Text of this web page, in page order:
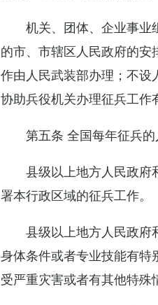
机关、团体、企业事业
的市、市辖区人民政府的
作由人民武装部办理；不
协助兵役机关办理征兵工作
第五条 全国每年征兵
县级以上地方人民政府
署本行政区域的征兵工作。
县级以上地方人民政府
身体条件或者专业技能有
受严重灾害或者有其他特殊